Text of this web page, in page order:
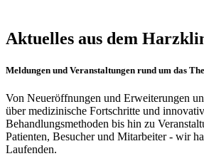
Aktuelles aus dem
Meldungen und Veranstaltungen rund um das
Von Neueröffnungen und Erweiterungen
über medizinische Fortschritte und
Behandlungsmethoden bis hin zu
Patienten, Besucher und Mitarbeiter - wir
Laufenden.